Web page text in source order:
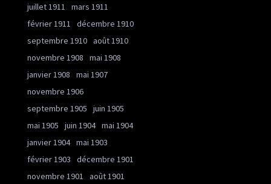
juillet 1911
mars 1911
février 1911
décembre 1910
septembre 1910 août 1910
novembre 1908
mai 1908
janvier 1908
mai 1907
novembre 1906
septembre 1905
juin 1905
mai 1905
juin 1904 mai 1904
janvier 1904 mai 1903
février 1903
décembre 1901
novembre 1901
août 1901